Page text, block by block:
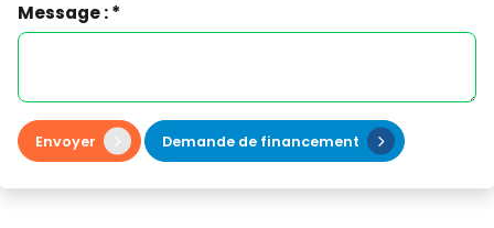
Message : *
Envoyer Demande de financement